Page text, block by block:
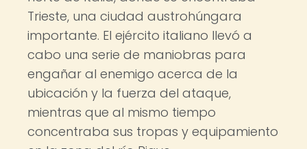
Trieste, una ciudad austrohúngara
importante. El ejército italiano llevó a
cabo una serie de maniobras para
engañar al enemigo acerca de la
ubicación y la fuerza del ataque,
mientras que al mismo tiempo
concentraba sus tropas y equipamiento